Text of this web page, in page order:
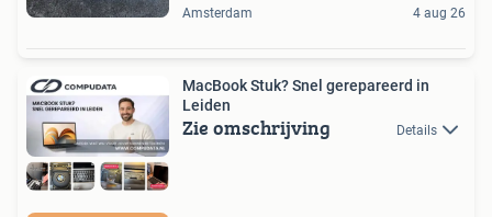
Amsterdam 4 aug 26
MacBook Stuk? Snel gerepareerd in
Leiden
Zie omschrijving Details